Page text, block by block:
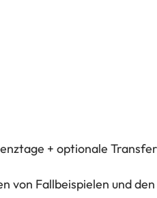
+ optionale
von Fallbeispielen und